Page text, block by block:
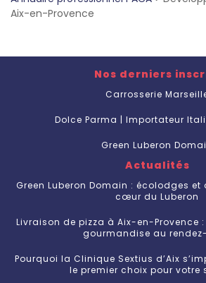
Aix-en-Provence
Nos derniers
Carrosserie
Dolce Parma | Importateur
Green Luberon
Actualités
Green Luberon Domain : écolodges
cœur du Luberon
Livraison de pizza à Aix-en-Provence
gourmandise au
Pourquoi la Clinique Sextius d’Aix
le premier choix pour votre